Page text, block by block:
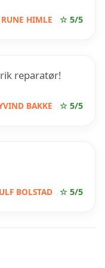
RUNE HIMLE ☆ 5/5
reparatør!
BAKKE ☆ 5/5
ULF BOLSTAD ☆ 5/5